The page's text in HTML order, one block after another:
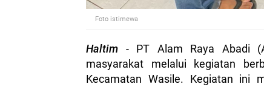
Foto istimewa
Haltim - PT Alam Raya Abadi
masyarakat melalui kegiatan
Kecamatan Wasile. Kegiatan ini